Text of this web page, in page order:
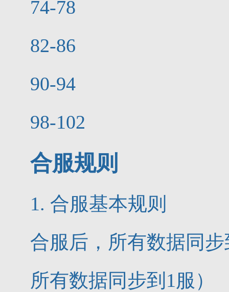
74-78
82-86
90-94
98-102
合服规则
1. 合服基本规则
合服后，所有数据同
所有数据同步到1服）